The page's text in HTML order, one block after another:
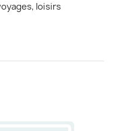
loisirs